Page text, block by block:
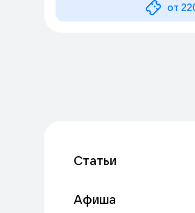
от
Статьи
Афиша